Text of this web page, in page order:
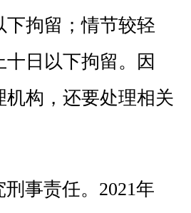
下拘留；情节较轻
日以下拘留。因
机构，还要处理相关
事责任。2021年